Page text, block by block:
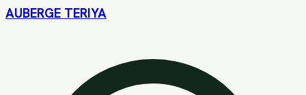
AUBERGE TERIYA